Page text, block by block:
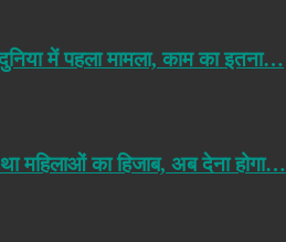
में पहला मामला, काम का इतना…
महिलाओं का हिजाब, अब देना होगा…